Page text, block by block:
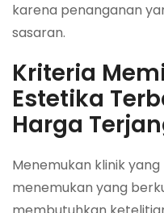
karena penanganan
sasaran.
Kriteria
Estetika
Harga
Menemukan klinik
menemukan yang